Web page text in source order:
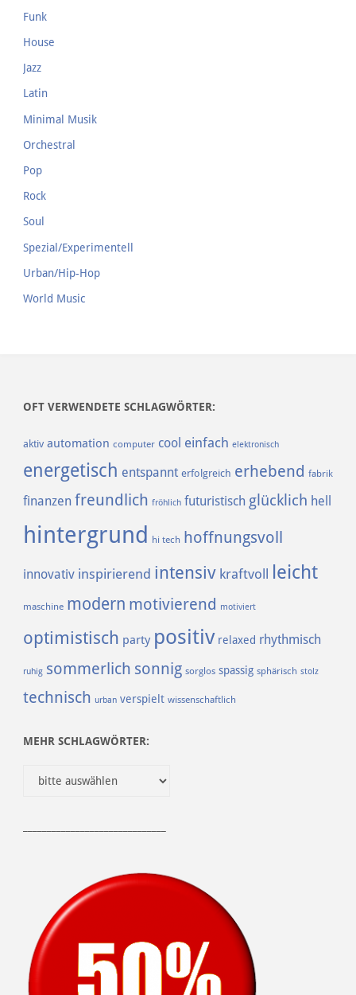
Funk
House
Jazz
Latin
Minimal Musik
Orchestral
Pop
Rock
Soul
Spezial/Experimentell
Urban/Hip-Hop
World Music
OFT VERWENDETE SCHLAGWÖRTER:
aktiv automation computer cool einfach elektronisch
energetisch entspannt erfolgreich erhebend fabrik
finanzen freundlich fröhlich futuristisch glücklich hell
hintergrund hi tech hoffnungsvoll
innovativ inspirierend intensiv kraftvoll leicht
maschine modern motivierend motiviert
optimistisch party positiv relaxed rhythmisch
ruhig sommerlich sonnig sorglos spassig sphärisch stolz
technisch urban verspielt wissenschaftlich
MEHR SCHLAGWÖRTER: